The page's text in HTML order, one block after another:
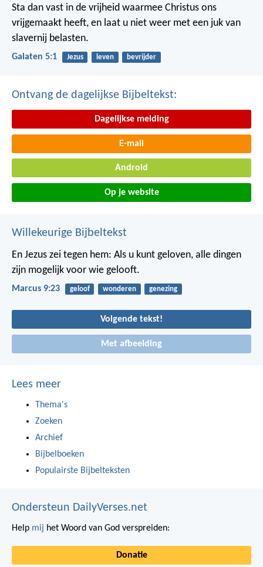
Sta dan vast in de vrijheid waarmee Christus ons
vrijgemaakt heeft, en laat u niet weer met een juk van
slavernij belasten.
Galaten 5:1 Jezus leven bevrijder
Ontvang de dagelijkse Bijbeltekst:
Dagelijkse melding
E-mail
Android
Op je website
Willekeurige Bijbeltekst
En Jezus zei tegen hem: Als u kunt geloven, alle dingen
zijn mogelijk voor wie gelooft.
Marcus 9:23 geloof wonderen genezing
Volgende tekst!
Met afbeelding
Lees meer
Thema's
Zoeken
Archief
Bijbelboeken
Populairste Bijbelteksten
Ondersteun DailyVerses.net
Help mij het Woord van God verspreiden:
Donatie